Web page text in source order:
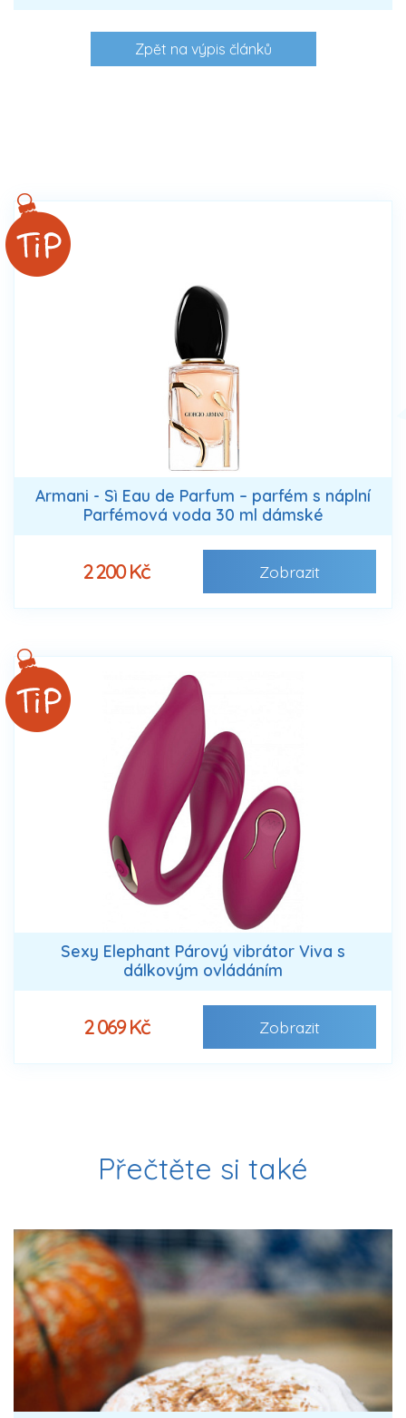
Zpět na výpis článků
Armani - Sì Eau de Parfum – parfém s náplní
Parfémová voda 30 ml dámské
2 200 Kč Zobrazit
Sexy Elephant Párový vibrátor Viva s
dálkovým ovládáním
2 069 Kč Zobrazit
Přečtěte si také